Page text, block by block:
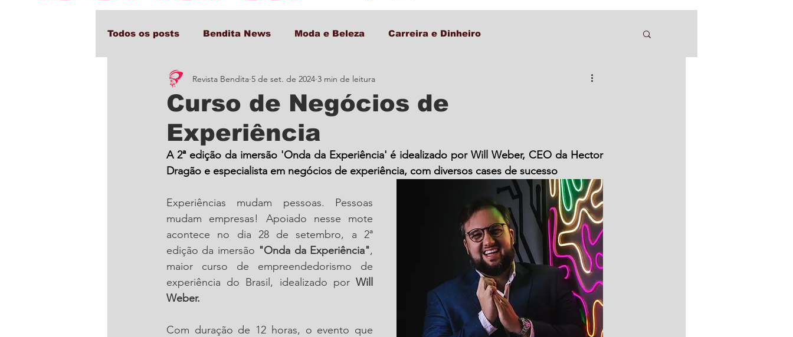
Todos os posts Bendita News Moda e Beleza Carreira e Dinheiro
Comportamento e Cultura Decor + Gastro + Turismo
Curso de Negócios de
Experiência
Revista Bendita 5 de set. de 2024 3 min de leitura
A 2ª edição da imersão 'Onda da Experiência' é idealizado por Will Weber, CEO da Hector
Dragão e especialista em negócios de experiência, com diversos cases de sucesso
Experiências mudam pessoas. Pessoas
mudam empresas! Apoiado nesse mote
acontece no dia 28 de setembro, a 2ª
edição da imersão "Onda da Experiência",
maior curso de empreendedorismo de
experiência do Brasil, idealizado por Will
Weber.
Com duração de 12 horas, o evento que